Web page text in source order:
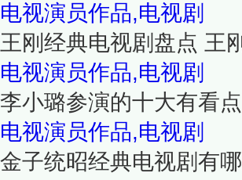
电视演员作品,电视剧
王刚经典电视剧盘点 王
电视演员作品,电视剧
李小璐参演的十大有看
电视演员作品,电视剧
金子统昭经典电视剧有